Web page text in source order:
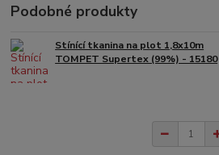
Podobné produkty
Stínící tkanina na plot 1,8x10m
TOMPET Supertex (99%) - 15180